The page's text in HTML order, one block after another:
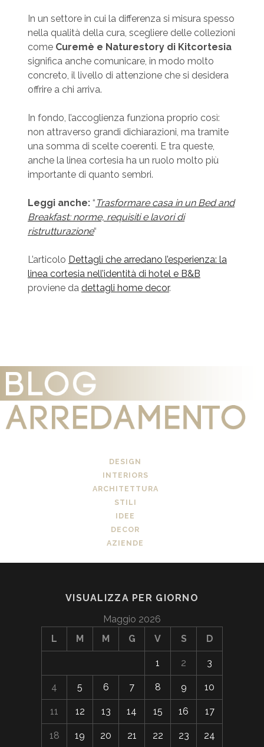
In un settore in cui la differenza si misura spesso
nella qualità della cura, scegliere delle collezioni
come Curemè e Naturestory di Kitcortesia
significa anche comunicare, in modo molto
concreto, il livello di attenzione che si desidera
offrire a chi arriva.
In fondo, l’accoglienza funziona proprio così:
non attraverso grandi dichiarazioni, ma tramite
una somma di scelte coerenti. E tra queste,
anche la linea cortesia ha un ruolo molto più
importante di quanto sembri.
Leggi anche:“ Trasformare casa in un Bed and
Breakfast: norme, requisiti e lavori di
ristrutturazione“
L’articolo Dettagli che arredano l’esperienza: la
linea cortesia nell’identità di hotel e B&B
proviene da dettagli home decor.
DESIGN
INTERIORS
ARCHITETTURA
STILI
IDEE
DECOR
AZIENDE
VISUALIZZA PER GIORNO
Maggio 2026
L
M M G V S D
1 2 3
4 5 6 7 8 9 10
11 12 13 14 15 16 17
18 19 20 21 22 23 24